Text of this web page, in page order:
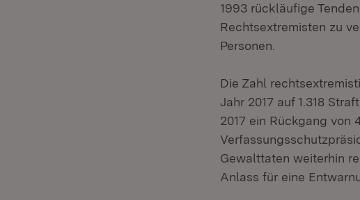
1993 rückläufige
Rechtsextremisten zu
Personen.
Die Zahl
Jahr 2017 auf 1.318
2017 ein Rückgang
Gewalttaten weiterhin
Anlass für eine